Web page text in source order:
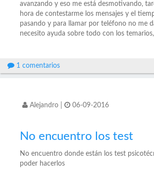
avanzando y eso me está desmotivando,
hora de contestarme los mensajes y el
pasando y para llamar por teléfono no me
necesito ayuda sobre todo con los
1 comentarios
Alejandro 06-09-2016
No encuentro los test
No encuentro donde están los test
poder hacerlos